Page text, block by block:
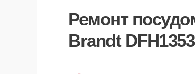
Ремонт
Brandt